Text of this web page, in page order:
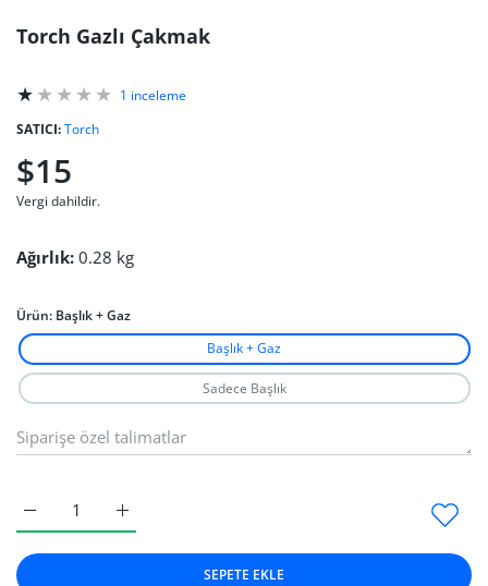
Torch Gazlı Çakmak
1 inceleme
SATICI:Torch
$15
Vergi dahildir.
Ağırlık: 0.28 kg
Ürün: Başlık + Gaz
Başlık + Gaz
Sadece Başlık
Torch Gazlı Çakmak Başlık + Gaz için adedi artırın
Torch Gazlı Çakmak Başlık + Gaz için adedi artırın
SEPETE EKLE